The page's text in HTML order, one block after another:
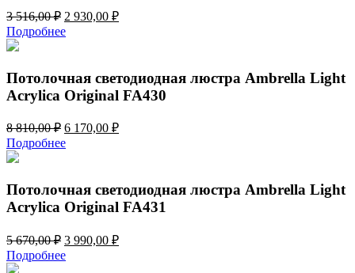
3 516,00₽ Первоначальная
цена
составляла
2 930,00 ₽Текущая
Подробнее
Потолочная светодиодная люстра Ambrella Light
Acrylica Original FA430
8 810,00₽ Первоначальная
цена
составляла
6 170,00 ₽Текущая
Подробнее
Потолочная светодиодная люстра Ambrella Light
Acrylica Original FA431
5 670,00₽ Первоначальная
цена
составляла
3 990,00 ₽Текущая
Подробнее